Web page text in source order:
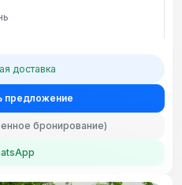
доставка
предложение
бронирование)